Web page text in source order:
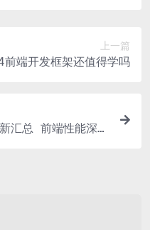
上一篇
前端开发框架还值得学吗
汇总 前端性能深度